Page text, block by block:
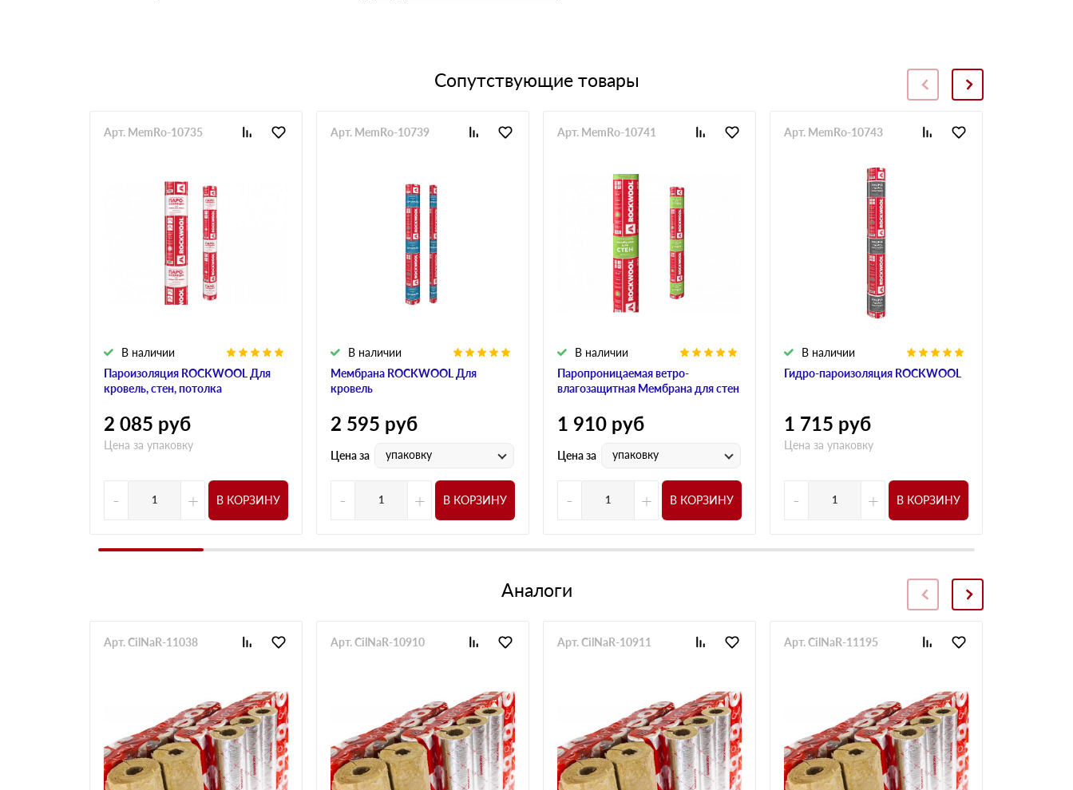
Сопутствующие товары
Пароизоляция ROCKWOOL Для
кровель, стен, потолка
В наличии
Арт. MemRo-10735
2 085 руб
Цена за упаковку
- + В КОРЗИНУ
Мембрана ROCKWOOL Для
кровель
В наличии
Арт. MemRo-10739
2 595 руб
Цена за упаковку
- + В КОРЗИНУ
Паропроницаемая ветро-
влагозащитная Мембрана для стен
В наличии
Арт. MemRo-10741
1 910 руб
Цена за упаковку
- + В КОРЗИНУ
Гидро-пароизоляция ROCKWOOL
В наличии
Арт. MemRo-10743
1 715 руб
Цена за упаковку
- + В КОРЗИНУ
Аналоги
Арт. CilNaR-11038 Арт. CilNaR-10910 Арт. CilNaR-10911 Арт. CilNaR-11195